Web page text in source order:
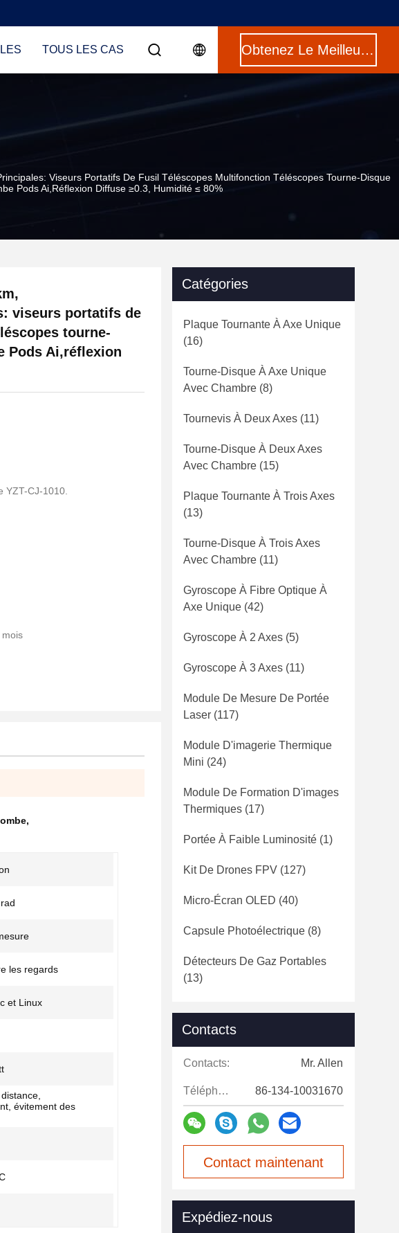
TOUS LES CAS Obtenez Le Meilleur Prix
Viseurs Portatifs De Fusil Téléscopes Multifonction Téléscopes Tourne-Disque
Pods Ai,réflexion Diffuse ≥0.3, Humidité ≤ 80%
viseurs portatifs de
tourne-
Pods Ai,réflexion
YZT-CJ-1010.
,
les regards
et Linux
évitement des
Catégories
Plaque Tournante À Axe Unique
(16)
Tourne-Disque À Axe Unique
Avec Chambre (8)
Tournevis À Deux Axes (11)
Tourne-Disque À Deux Axes
Avec Chambre (15)
Plaque Tournante À Trois Axes
(13)
Tourne-Disque À Trois Axes
Avec Chambre (11)
Gyroscope À Fibre Optique À
Axe Unique (42)
Gyroscope À 2 Axes (5)
Gyroscope À 3 Axes (11)
Module De Mesure De Portée
Laser (117)
Module D'imagerie Thermique
Mini (24)
Module De Formation D'images
Thermiques (17)
Portée À Faible Luminosité (1)
Kit De Drones FPV (127)
Micro-Écran OLED (40)
Capsule Photoélectrique (8)
Détecteurs De Gaz Portables
(13)
Contacts
Contacts: Mr. Allen
Téléphone: 86-134-10031670
Contact maintenant
Expédiez-nous